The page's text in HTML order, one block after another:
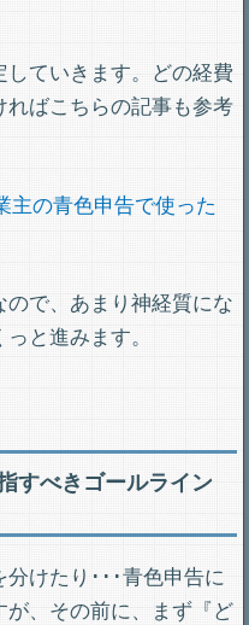
していきます。どの経費
ればこちらの記事も参考
主の青色申告で使った
で、あまり神経質にな
と進みます。
すべきゴールライン
けたり･･･青色申告に
、その前に、まず『ど